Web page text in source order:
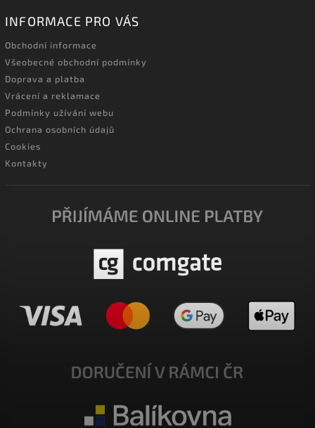
INFORMACE PRO VÁS
Obchodní informace
Všeobecné obchodní podmínky
Doprava a platba
Vrácení a reklamace
Podmínky užívání webu
Ochrana osobních údajů
Cookies
Kontakty